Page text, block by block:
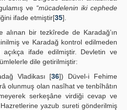
ve “mücadelenin iki cephede
ifade etmiştir[35].
alınan bir tezkîrede de Karadağ’ın
ve Karadağ kontrol edilmeden
açıkça ifade edilmiştir. Devletin ve
dile getirilmiştir:
Vladikası [36]) Düvel-i Fehime
olunmuş olan nasîhat ve tenbîhâtın
serkeşâne virdiği cevap ve
yazub sureti gönderilmiş